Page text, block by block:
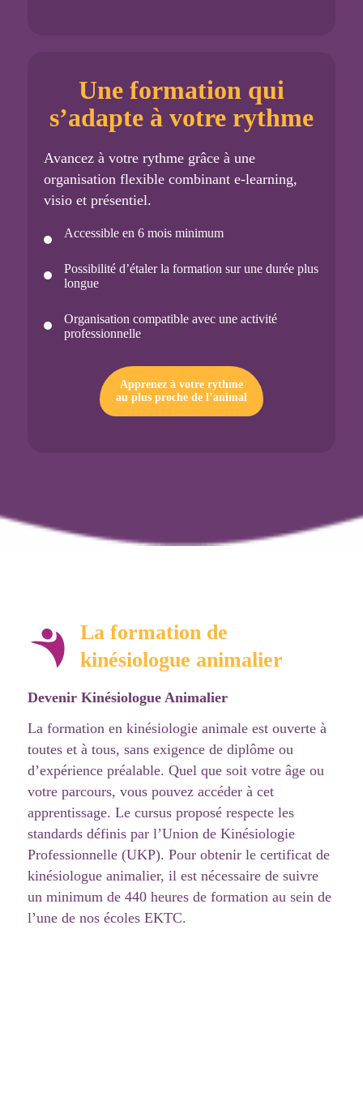
Une formation qui
s’adapte à votre rythme
Avancez à votre rythme grâce à une
organisation flexible combinant e-learning,
visio et présentiel.
Accessible en 6 mois minimum
Possibilité d’étaler la formation sur une durée plus
longue
Organisation compatible avec une activité
professionnelle
Apprenez à votre rythme
au plus proche de l’animal
La formation de
kinésiologue animalier
Devenir Kinésiologue Animalier
La formation en kinésiologie animale est ouverte à
toutes et à tous, sans exigence de diplôme ou
d’expérience préalable. Quel que soit votre âge ou
votre parcours, vous pouvez accéder à cet
apprentissage. Le cursus proposé respecte les
standards définis par l’Union de Kinésiologie
Professionnelle (UKP). Pour obtenir le certificat de
kinésiologue animalier, il est nécessaire de suivre
un minimum de 440 heures de formation au sein de
l’une de nos écoles EKTC.